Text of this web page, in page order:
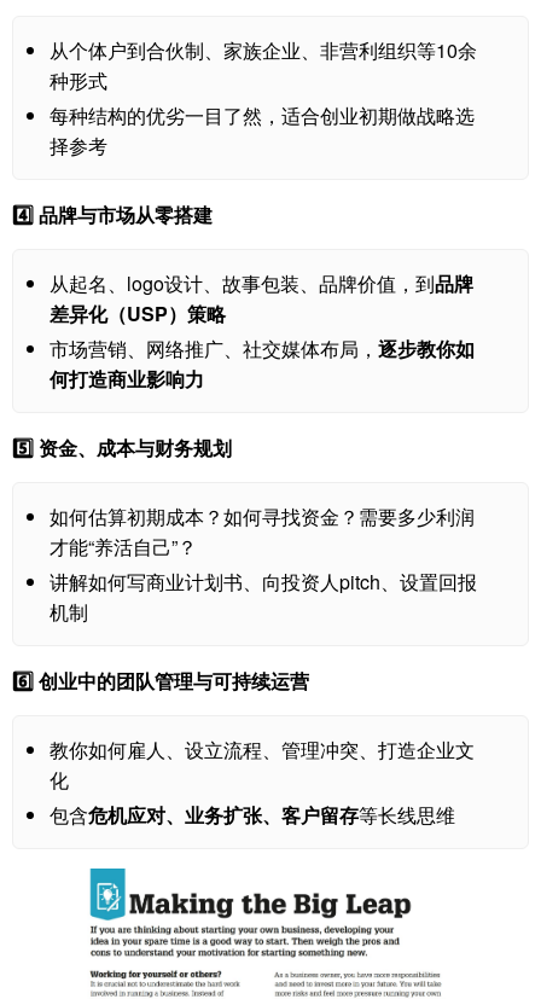
从个体户到合伙制、家族企业、非营利组织等10余
种形式
每种结构的优劣一目了然，适合创业初期做战略选
择参考
4️⃣ 品牌与市场从零搭建
从起名、logo设计、故事包装、品牌价值，到品牌
差异化（USP）策略
市场营销、网络推广、社交媒体布局， 逐步教你如
何打造商业影响力
5️⃣ 资金、成本与财务规划
如何估算初期成本？如何寻找资金？需要多少利润
才能“养活自己”？
讲解如何写商业计划书、向投资人pitch、设置回报
机制
6️⃣ 创业中的团队管理与可持续运营
教你如何雇人、设立流程、管理冲突、打造企业文
化
包含危机应对、业务扩张、客户留存等长线思维